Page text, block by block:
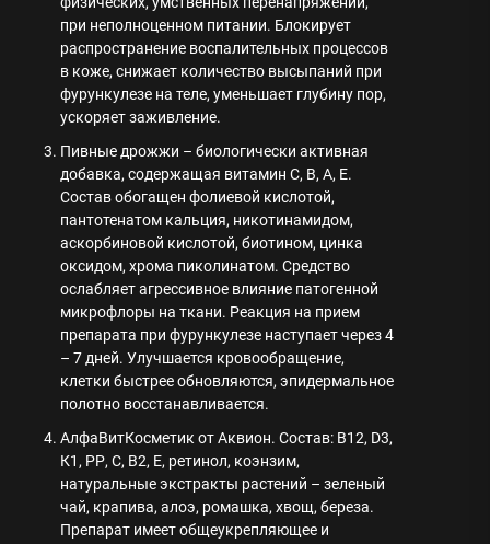
при неполноценном питании. Блокирует
распространение воспалительных процессов
в коже, снижает количество высыпаний при
фурункулезе на теле, уменьшает глубину пор,
ускоряет заживление.
Пивные дрожжи – биологически активная
добавка, содержащая витамин С, В, А, Е.
Состав обогащен фолиевой кислотой,
пантотенатом кальция, никотинамидом,
аскорбиновой кислотой, биотином, цинка
оксидом, хрома пиколинатом. Средство
ослабляет агрессивное влияние патогенной
микрофлоры на ткани. Реакция на прием
препарата при фурункулезе наступает через 4
– 7 дней. Улучшается кровообращение,
клетки быстрее обновляются, эпидермальное
полотно восстанавливается.
АлфаВитКосметик от Аквион. Состав: В12, D3,
К1, РР, С, В2, Е, ретинол, коэнзим,
натуральные экстракты растений – зеленый
чай, крапива, алоэ, ромашка, хвощ, береза.
Препарат имеет общеукрепляющее и